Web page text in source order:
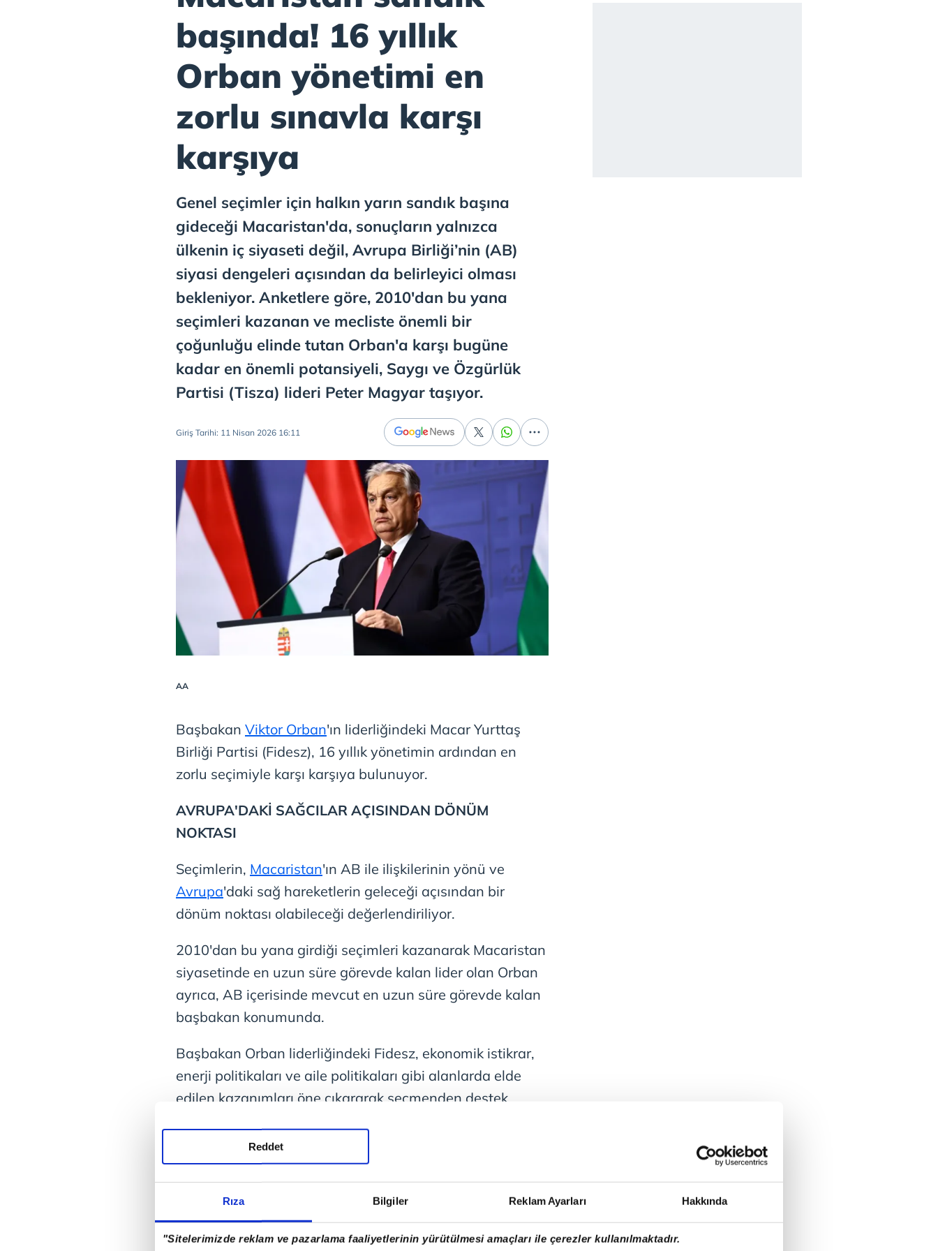
Rıza Bilgiler Reklam Ayarları Hakkında
"Sitelerimizde reklam ve pazarlama faaliyetlerinin yürütülmesi amaçları ile çerezler kullanılmaktadır.
Reddet
başında! 16 yıllık
Orban yönetimi en
zorlu sınavla karşı
karşıya
Genel seçimler için halkın yarın sandık başına
gideceği Macaristan'da, sonuçların yalnızca
ülkenin iç siyaseti değil, Avrupa Birliği’nin (AB)
siyasi dengeleri açısından da belirleyici olması
bekleniyor. Anketlere göre, 2010'dan bu yana
seçimleri kazanan ve mecliste önemli bir
çoğunluğu elinde tutan Orban'a karşı bugüne
kadar en önemli potansiyeli, Saygı ve Özgürlük
Partisi (Tisza) lideri Peter Magyar taşıyor.
Giriş Tarihi: 11 Nisan 2026 16:11
AA
Başbakan Viktor Orban'ın liderliğindeki Macar Yurttaş
Birliği Partisi (Fidesz), 16 yıllık yönetimin ardından en
zorlu seçimiyle karşı karşıya bulunuyor.
AVRUPA'DAKİ SAĞCILAR AÇISINDAN DÖNÜM
NOKTASI
Seçimlerin, Macaristan'ın AB ile ilişkilerinin yönü ve
Avrupa'daki sağ hareketlerin geleceği açısından bir
dönüm noktası olabileceği değerlendiriliyor.
2010'dan bu yana girdiği seçimleri kazanarak Macaristan
siyasetinde en uzun süre görevde kalan lider olan Orban
ayrıca, AB içerisinde mevcut en uzun süre görevde kalan
başbakan konumunda.
Başbakan Orban liderliğindeki Fidesz, ekonomik istikrar,
enerji politikaları ve aile politikaları gibi alanlarda elde
edilen kazanımları öne çıkararak seçmenden destek
İSTEDİ
Orban'ın hemABDhem de Rusya'yla iyi ilişkileri
bulunuyor. ABD BaşkanıDonald Trump, genel seçimde